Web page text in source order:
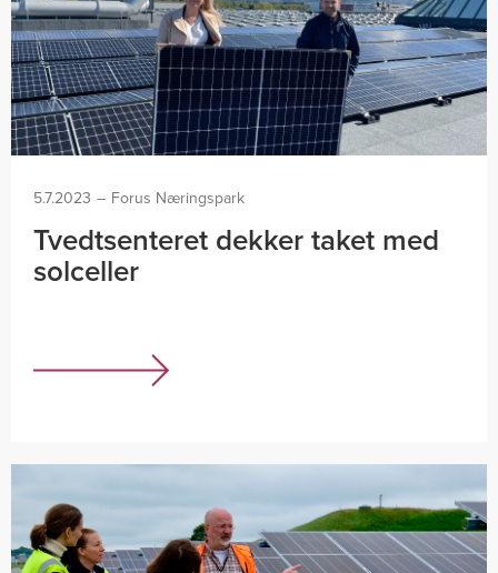
5.7.2023 – Forus Næringspark
Tvedtsenteret dekker taket med
solceller